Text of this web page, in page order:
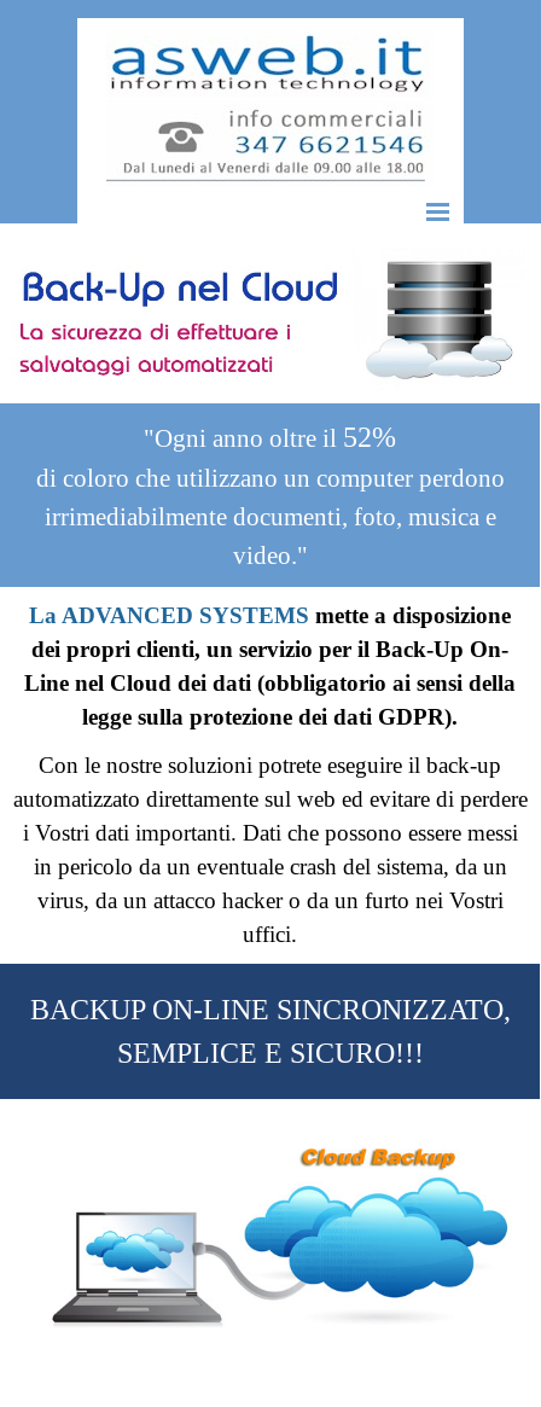
"Ogni anno oltre il 52%
di coloro che utilizzano un computer perdono
irrimediabilmente documenti, foto, musica e
video."
La ADVANCED SYSTEMS mette a disposizione
dei propri clienti, un servizio per il Back-Up On-
Line nel Cloud dei dati (obbligatorio ai sensi della
legge sulla protezione dei dati GDPR).
Con le nostre soluzioni potrete eseguire il back-up
automatizzato direttamente sul web ed evitare di perdere
i Vostri dati importanti. Dati che possono essere messi
in pericolo da un eventuale crash del sistema, da un
virus, da un attacco hacker o da un furto nei Vostri
uffici.
BACKUP ON-LINE SINCRONIZZATO,
SEMPLICE E SICURO!!!